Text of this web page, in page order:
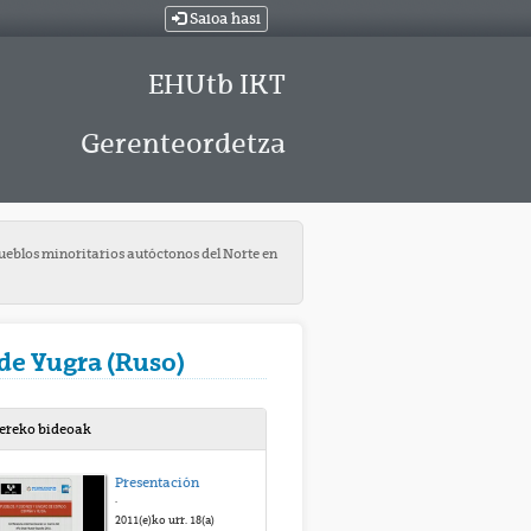
Saioa hasi
EHUtb IKT
Gerenteordetza
minoritarios autóctonos del Norte en
Yugra (Ruso)
bideoak
Presentación
2011(e)ko urr. 18(a)